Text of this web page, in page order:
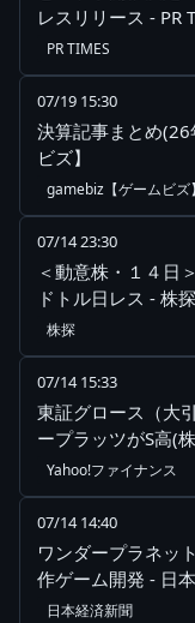
レスリリース - PR
PR TIMES
07/19 15:30
決算記事まとめ
ビズ】
gamebiz【ゲームビズ】
07/14 23:30
＜動意株・１４日
ドトル日レス - 株探
株探
07/14 15:33
東証グロース（大
ープラッツがS高(
Yahoo!ファイナンス
07/14 14:40
ワンダープラネッ
作ゲーム開発 - 日
日本経済新聞